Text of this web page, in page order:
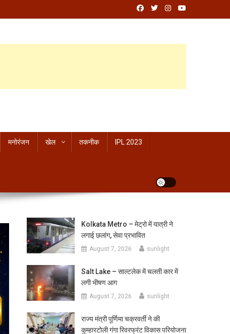
मनोरंजन खेल तकनीक IPL 2023
Kolkata Metro – मेट्रो में यात्री ने
लगाई छलांग, सेवा प्रभावित
August 7, 2026 sunlight
Salt Lake – साल्टलेक में चलती कार में
लगी भीषण आग
August 7, 2026 sunlight
राज्य मंत्री पूर्णिमा चक्रवर्ती ने की
कुम्हारटोली गंगा रिवरफ्रंट विकास परियोजना